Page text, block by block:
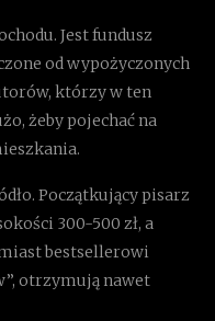
Jest fundusz
od wypożyczonych
którzy w ten
żeby pojechać na
Początkujący pisarz
300-500 zł, a
bestsellerowi
otrzymują nawet